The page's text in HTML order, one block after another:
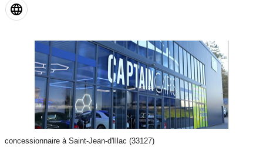
concessionnaire à Saint-Jean-d'Illac (33127)